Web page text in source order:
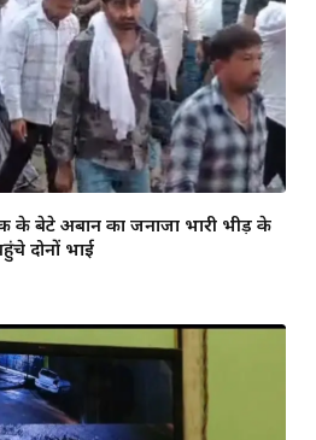
के बेटे अबान का जनाजा भारी भीड़ के
दोनों भाई